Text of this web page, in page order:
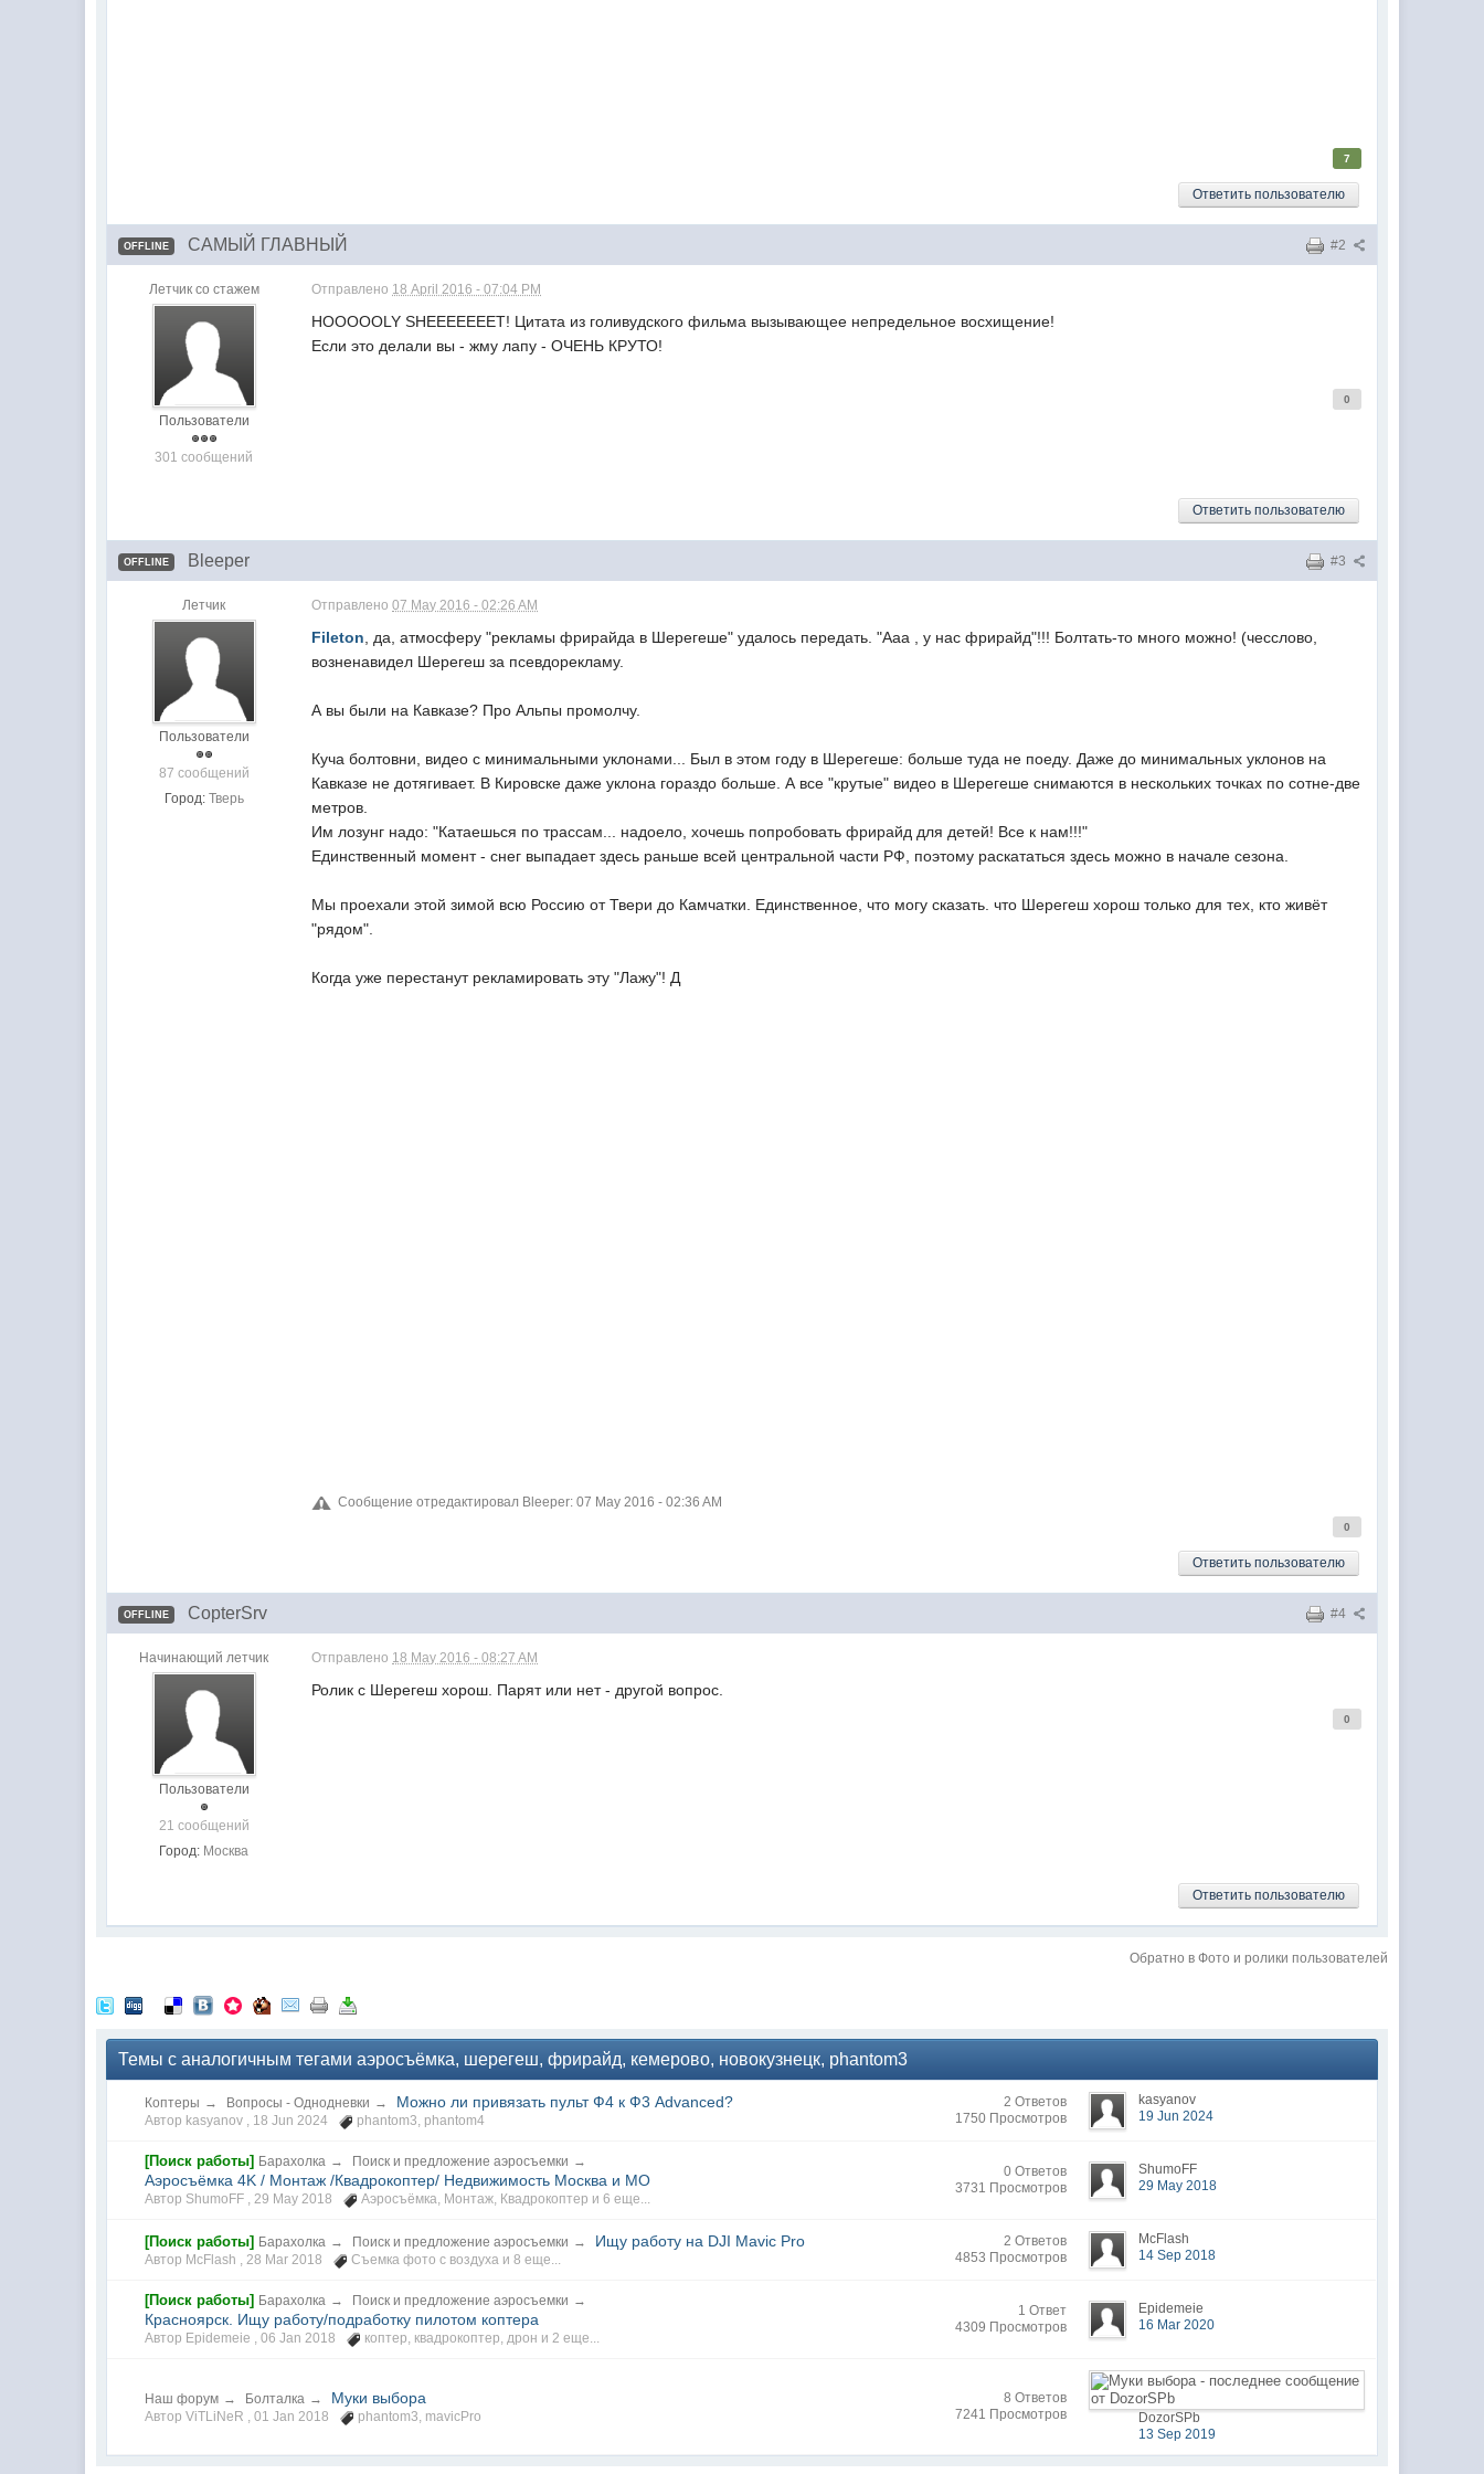
7
Ответить пользователю
#2
OFFLINE САМЫЙ ГЛАВНЫЙ
Летчик со стажем
Пользователи
301 сообщений
Отправлено 18 April 2016 - 07:04 PM
HOOOOOLY SHEEEEEEET! Цитата из голивудского фильма вызывающее непредельное восхищение!
Если это делали вы - жму лапу - ОЧЕНЬ КРУТО!
0
Ответить пользователю
#3
OFFLINE Bleeper
Летчик
Пользователи
87 сообщений
Город: Тверь
Отправлено07 May 2016 - 02:26 AM
Fileton , да, атмосферу "рекламы фрирайда в Шерегеше" удалось передать. "Ааа , у нас фрирайд"!!! Болтать-то много можно! (чесслово,
возненавидел Шерегеш за псевдорекламу.
А вы были на Кавказе? Про Альпы промолчу.
Куча болтовни, видео с минимальными уклонами... Был в этом году в Шерегеше: больше туда не поеду. Даже до минимальных уклонов на
Кавказе не дотягивает. В Кировске даже уклона гораздо больше. А все "крутые" видео в Шерегеше снимаются в нескольких точках по сотне-две
метров.
Им лозунг надо: "Катаешься по трассам... надоело, хочешь попробовать фрирайд для детей! Все к нам!!!"
Единственный момент - снег выпадает здесь раньше всей центральной части РФ, поэтому раскататься здесь можно в начале сезона.
Мы проехали этой зимой всю Россию от Твери до Камчатки. Единственное, что могу сказать. что Шерегеш хорош только для тех, кто живёт
"рядом".
Когда уже перестанут рекламировать эту "Лажу"! Д
Сообщение отредактировал Bleeper: 07 May 2016 - 02:36 AM
0
Ответить пользователю
#4
OFFLINE CopterSrv
Начинающий летчик
Пользователи
21 сообщений
Город: Москва
Отправлено 18 May 2016 - 08:27 AM
Ролик с Шерегеш хорош. Парят или нет - другой вопрос.
0
Ответить пользователю
Обратно в Фото и ролики пользователей
Темы с аналогичным тегами аэросъёмка, шерегеш, фрирайд, кемерово, новокузнецк, phantom3
Коптеры → Вопросы - Однодневки → Можно ли привязать пульт Ф4 к Ф3 Advanced?
Автор kasyanov , 18 Jun 2024 phantom3, phantom4
2 Ответов
1750 Просмотров
kasyanov
19 Jun 2024
[Поиск работы] Барахолка → Поиск и предложение аэросъемки →
Аэросъёмка 4K / Монтаж /Квадрокоптер/ Недвижимость Москва и МО
Автор ShumoFF ,29 May 2018 Аэросъёмка, Монтаж, Квадрокоптер и 6 еще...
0 Ответов
3731 Просмотров
ShumoFF
29 May 2018
[Поиск работы] Барахолка → Поиск и предложение аэросъемки → Ищу работу на DJI Mavic Pro
Автор McFlash ,28 Mar 2018 Съемка фото с воздуха и 8 еще...
2 Ответов
4853 Просмотров
McFlash
14 Sep 2018
[Поиск работы] Барахолка → Поиск и предложение аэросъемки →
Красноярск. Ищу работу/подработку пилотом коптера
Автор Epidemeie ,06 Jan 2018 коптер, квадрокоптер,дрон и 2 еще...
1 Ответ
4309 Просмотров
Epidemeie
16 Mar 2020
Наш форум → Болталка → Муки выбора
Автор ViTLiNeR ,01 Jan 2018 phantom3, mavicPro
8 Ответов
7241 Просмотров
DozorSPb
13 Sep 2019